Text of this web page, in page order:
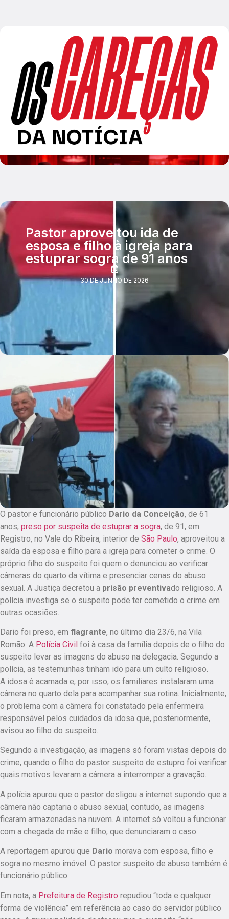
Pastor aproveitou ida de
esposa e filho à igreja para
estuprar sogra de 91 anos
30 DE JUNHO DE 2026
O pastor e funcionário público Dario da Conceição, de 61
anos, preso por suspeita de estuprar a sogra, de 91, em
Registro, no Vale do Ribeira, interior de São Paulo, aproveitou a
saída da esposa e filho para a igreja para cometer o crime. O
próprio filho do suspeito foi quem o denunciou ao verificar
câmeras do quarto da vítima e presenciar cenas do abuso
sexual . A Justiça decretou a prisão preventivado religioso. A
polícia investiga se o suspeito pode ter cometido o crime em
outras ocasiões.
Dario foi preso, em flagrante, no último dia 23/6, na Vila
Romão. A Polícia Civil foi à casa da família depois de o filho do
suspeito levar as imagens do abuso na delegacia. Segundo a
polícia, as testemunhas tinham ido para um culto religioso.
A idosa é acamada e, por isso, os familiares instalaram uma
câmera no quarto dela para acompanhar sua rotina. Inicialmente,
o problema com a câmera foi constatado pela enfermeira
responsável pelos cuidados da idosa que, posteriormente,
avisou ao filho do suspeito.
Segundo a investigação, as imagens só foram vistas depois do
crime, quando o filho do pastor suspeito de estupro foi verificar
quais motivos levaram a câmera a interromper a gravação.
A polícia apurou que o pastor desligou a internet supondo que a
câmera não captaria o abuso sexual, contudo, as imagens
ficaram armazenadas na nuvem. A internet só voltou a funcionar
com a chegada de mãe e filho, que denunciaram o caso.
A reportagem apurou que Dario morava com esposa, filho e
sogra no mesmo imóvel . O pastor suspeito de abuso também é
funcionário público.
Em nota, a Prefeitura de Registro repudiou “toda e qualquer
forma de violência” em referência ao caso do servidor público